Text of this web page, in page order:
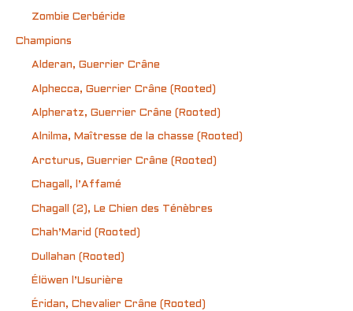
Zombie Cerbéride
Champions
Alderan, Guerrier Crâne
Alphecca, Guerrier Crâne (Rooted)
Alpheratz, Guerrier Crâne (Rooted)
Alnilma, Maîtresse de la chasse (Rooted)
Arcturus, Guerrier Crâne (Rooted)
Chagall, l’Affamé
Chagall (2), Le Chien des Ténèbres
Chah’Marid (Rooted)
Dullahan (Rooted)
Élöwen l’Usurière
Éridan, Chevalier Crâne (Rooted)